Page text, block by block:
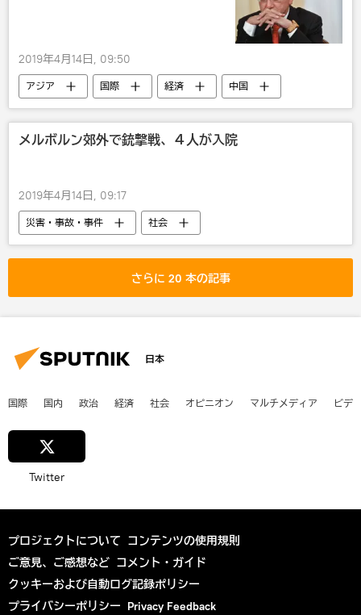
2019年4月14日, 09:50
アジア 国際 経済
中国
国内
メルボルン郊外で銃撃戦、４人が入院
2019年4月14日, 09:17
災害・事故・事件 社会
さらに 20 本の記事
日本
国際 国内 政治 経済 社会 オピニオン マルチメディア ビデ
Twitter
プロジェクトについて コンテンツの使用規則
ご意見、ご感想など コメント・ガイド
クッキーおよび自動ログ記録ポリシー
プライバシーポリシー Privacy Feedback